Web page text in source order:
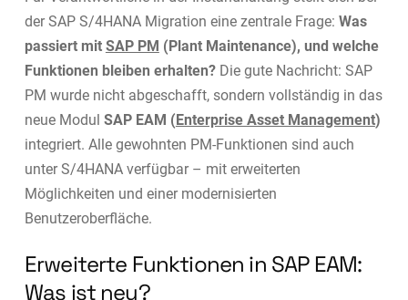
der SAP S/4HANA Migration eine zentrale Frage: Was
passiert mit SAP PM (Plant Maintenance), und welche
Funktionen bleiben erhalten?Die gute Nachricht: SAP
PM wurde nicht abgeschafft, sondern vollständig in das
neue Modul SAP EAM ( Enterprise Asset Management)
integriert. Alle gewohnten PM-Funktionen sind auch
unter S/4HANA verfügbar – mit erweiterten
Möglichkeiten und einer modernisierten
Benutzeroberfläche.
Erweiterte Funktionen in SAP EAM:
Was ist neu?